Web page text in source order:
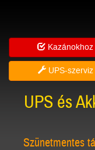
Kazánokhoz
UPS-szerviz
UPS és
Szünetmentes